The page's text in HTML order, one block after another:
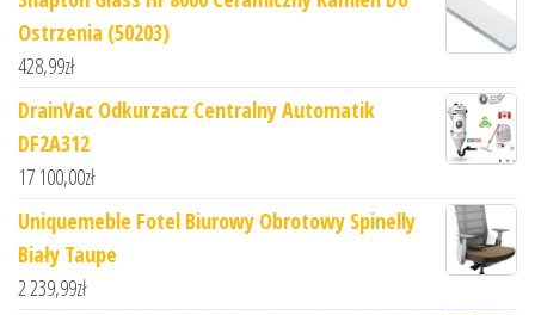
Ostrzenia (50203)
428,99zł
DrainVac Odkurzacz Centralny Automatik
DF2A312
17 100,00zł
Uniquemeble Fotel Biurowy Obrotowy Spinelly
Biały Taupe
2 239,99zł